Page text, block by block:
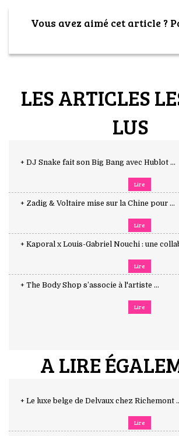
Vous avez aimé cet article ?
LES ARTICLES
LUS
+ DJ Snake fait son Big Bang avec Hublot ...
Lire
+ Zadig & Voltaire mise sur la Chine pour ...
Lire
+ Kaporal x Louis-Gabriel Nouchi : une
Lire
+ The Body Shop s’associe à l'artiste ...
Lire
A LIRE
+ Le luxe belge de Delvaux chez Richemont
Lire